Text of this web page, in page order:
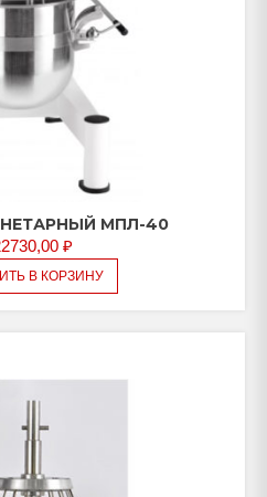
МПЛ-40
₽
В КОРЗИНУ